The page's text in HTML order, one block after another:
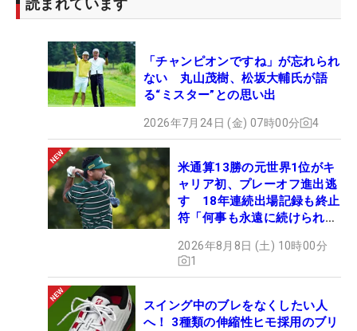
読まれています
「チャンピオンですね」が忘れられ
ない 丸山茂樹、松坂大輔氏が語
る“ミスター”との思い出
2026年7月24日 (金) 07時00分 4
米通算13勝の元世界1位がキ
ャリア初、プレーオフ進出逃
す 18年連続出場記録も終止
符「何事も永遠に続けられな
2026年8月8日 (土) 10時00分
1
スイング中のブレをなくしたい人
へ！ 3種類の伸縮性ヒモ採用のブリ